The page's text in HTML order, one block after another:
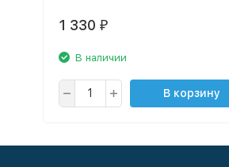
1 330 ₽
В наличии
В корзину